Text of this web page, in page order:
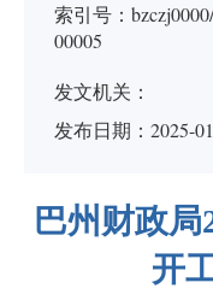
索引号：
00005
发文机关：
发布日期：2025-
巴州财政
开